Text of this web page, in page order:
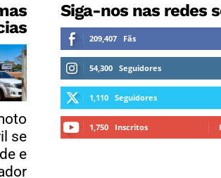
se
e
Siga-nos nas redes
209,407 Fãs
54,300 Seguidores
1,110 Seguidores
1,750 Inscritos